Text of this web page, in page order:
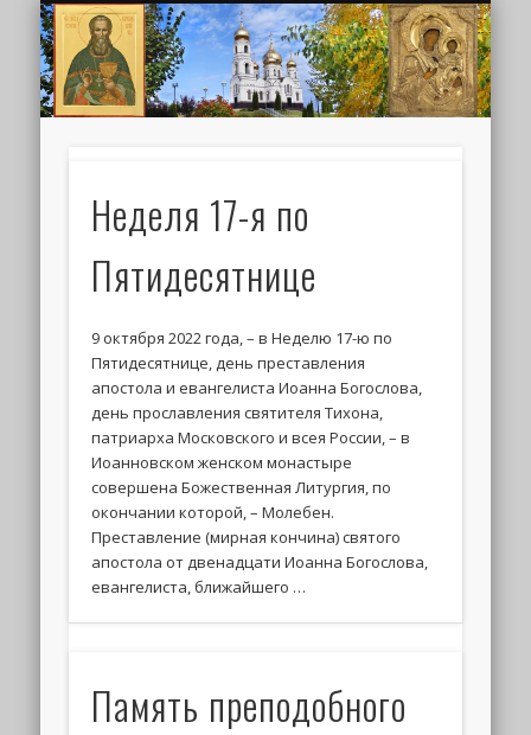
ГЛАВНАЯ
ДУХОВЕНСТВО
КРЕЩЕНИЕ
РАСПИСАНИЕ
МОНАСТЫРЬ
ИОАНН КРОНШТАДТСКИЙ
ТРЕБЫ
ПАЛОМНИКАМ
КОНТАКТЫ
НАПИСАТЬ ПИСЬМО
НОВОСТИ
МЕДИА
Неделя 17-я по
Пятидесятнице
9 октября 2022 года, – в Неделю 17-ю по
Пятидесятнице, день преставления
апостола и евангелиста Иоанна Богослова,
день прославления святителя Тихона,
патриарха Московского и всея России, – в
Иоанновском женском монастыре
совершена Божественная Литургия, по
окончании которой, – Молебен.
Преставление (мирная кончина) святого
апостола от двенадцати Иоанна Богослова,
евангелиста, ближайшего …
Память преподобного